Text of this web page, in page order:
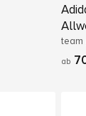
ab